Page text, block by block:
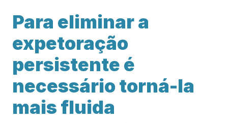
Para eliminar a
expetoração
persistente é
necessário torná-la
mais fluida